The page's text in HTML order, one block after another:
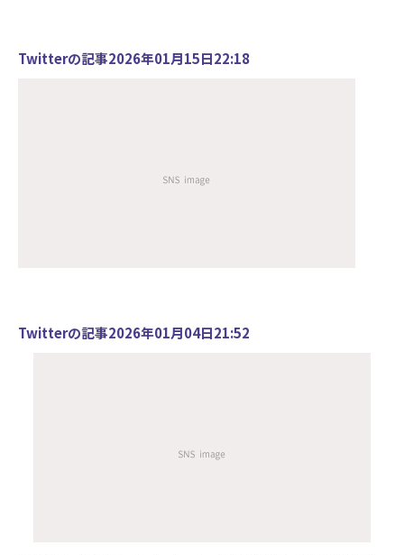
Twitterの記事2026年01月15日22:18
Twitterの記事2026年01月04日21:52